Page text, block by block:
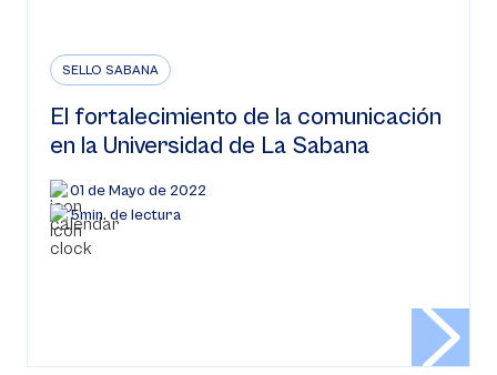
SELLO SABANA
El fortalecimiento de la comunicación
en la Universidad de La Sabana
01 de Mayo de 2022
5min. de lectura